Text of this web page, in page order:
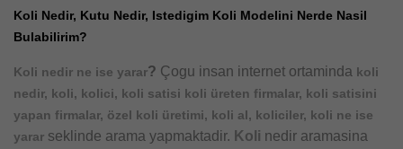
Koli Nedir, Kutu Nedir, Istedigim Koli Modelini Nerde Nasil
Bulabilirim?
Koli nedir ne ise yarar? Çogu insan internet ortaminda koli
nedir, koli, kolici, koli satisi koli üreten firmalar, koli satisini
yapan firmalar, özel koli üretimi, koli al, koliciler, koli ne ise
yarar seklinde arama yapmaktadir. Koli nedir aramasina